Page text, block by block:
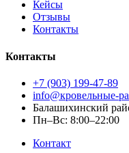
Кейсы
Отзывы
Контакты
Контакты
+7 (903) 199-47-89
info@кровельные-
Балашихинский
Пн–Вс: 8:00–22:00
Контакт